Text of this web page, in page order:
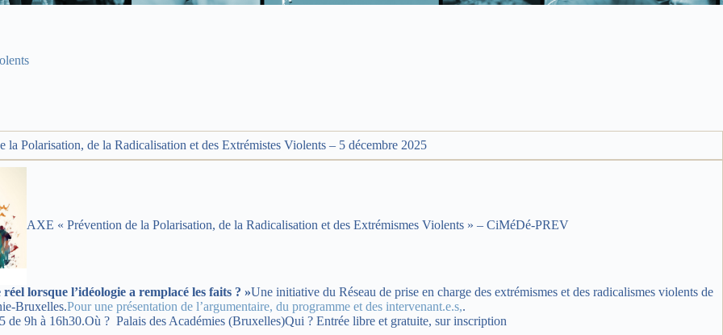
la Polarisation, de la Radicalisation et des Extrémistes Violents – 5 décembre 2025
AXE « Prévention de la Polarisation, de la Radicalisation et des Extrémismes Violents » – CiMéDé-PREV
lorsque l’idéologie a remplacé les faits ? »Une initiative du Réseau de prise en charge des extrémismes et des radicalismes violents de
Bruxelles.Pour une présentation de l’argumentaire, du programme et des intervenant.e.s,.
de 9h à 16h30.Où ? Palais des Académies (Bruxelles)Qui ? Entrée libre et gratuite, sur inscription